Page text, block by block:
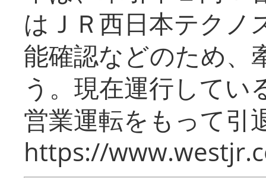
はＪＲ西日本テクノ
能確認などのため、
う。現在運行してい
営業運転をもって引
https://